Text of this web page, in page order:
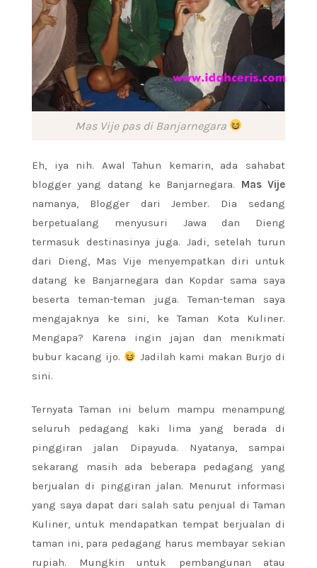
Mas Vije pas di Banjarnegara
Eh, iya nih. Awal Tahun kemarin, ada sahabat
blogger yang datang ke Banjarnegara. Mas Vije
namanya, Blogger dari Jember. Dia sedang
berpetualang menyusuri Jawa dan Dieng
termasuk destinasinya juga. Jadi, setelah turun
dari Dieng, Mas Vije menyempatkan diri untuk
datang ke Banjarnegara dan Kopdar sama saya
beserta teman-teman juga. Teman-teman saya
mengajaknya ke sini, ke Taman Kota Kuliner.
Mengapa? Karena ingin jajan dan menikmati
bubur kacang ijo.
Jadilah kami makan Burjo di
sini.
Ternyata Taman ini belum mampu menampung
seluruh pedagang kaki lima yang berada di
pinggiran jalan Dipayuda. Nyatanya, sampai
sekarang masih ada beberapa pedagang yang
berjualan di pinggiran jalan. Menurut informasi
yang saya dapat dari salah satu penjual di Taman
Kuliner, untuk mendapatkan tempat berjualan di
taman ini, para pedagang harus membayar sekian
rupiah. Mungkin untuk pembangunan atau